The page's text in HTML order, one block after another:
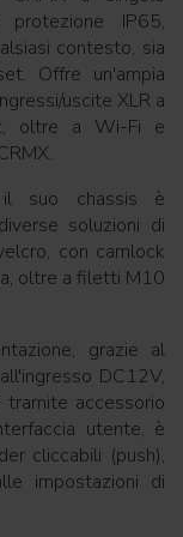
IP65,
contesto, sia
Offre un'ampia
uscite XLR a
oltre a Wi-Fi e
il suo chassis è
soluzioni di
con camlock
oltre a filetti M10
grazie al
DC12V,
accessorio
utente, è
cliccabili (push),
impostazioni di